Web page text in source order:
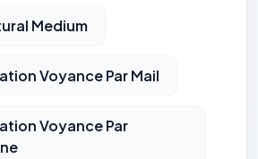
Medium
Voyance Par Mail
Voyance Par